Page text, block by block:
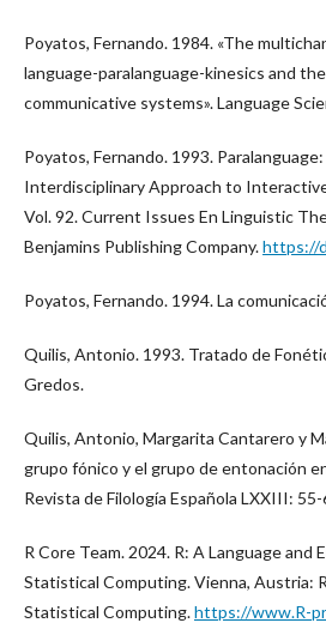
Poyatos, Fernando. 1984. «The
language-paralanguage-kinesics and
communicative systems». Language
Poyatos, Fernando. 1993.
Interdisciplinary Approach to
Vol. 92. Current Issues En Linguistic
Benjamins Publishing Company.https://
Poyatos, Fernando. 1994. La
Quilis, Antonio. 1993. Tratado de
Gredos.
Quilis, Antonio, Margarita Cantarero y
grupo fónico y el grupo de entonación
Revista de Filología Española LXXIII: 55-
R Core Team. 2024. R: A Language and
Statistical Computing. Vienna, Austria:
Statistical Computing.https://www.R-